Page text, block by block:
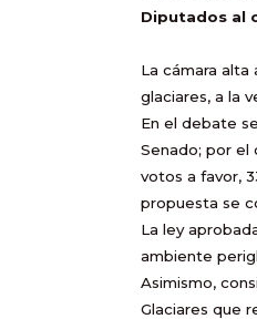
Diputados al
La cámara
glaciares, a la
En el debate
Senado; por el
votos a favor,
propuesta se
La ley
ambiente
Asimismo,
Glaciares que